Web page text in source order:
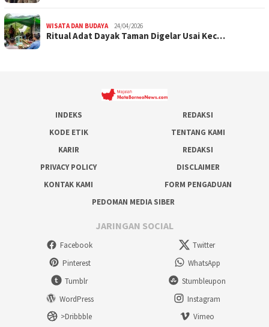
WISATA DAN BUDAYA 24/04/2026
Ritual Adat Dayak Taman Digelar Usai Kec…
INDEKS
REDAKSI
KODE ETIK
TENTANG KAMI
KARIR
REDAKSI
PRIVACY POLICY
DISCLAIMER
KONTAK KAMI
FORM PENGADUAN
PEDOMAN MEDIA SIBER
JARINGAN SOCIAL
Facebook
Twitter
Pinterest
WhatsApp
Tumblr
Stumbleupon
WordPress
Instagram
>Dribbble
Vimeo